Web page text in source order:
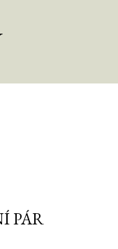
PÁR